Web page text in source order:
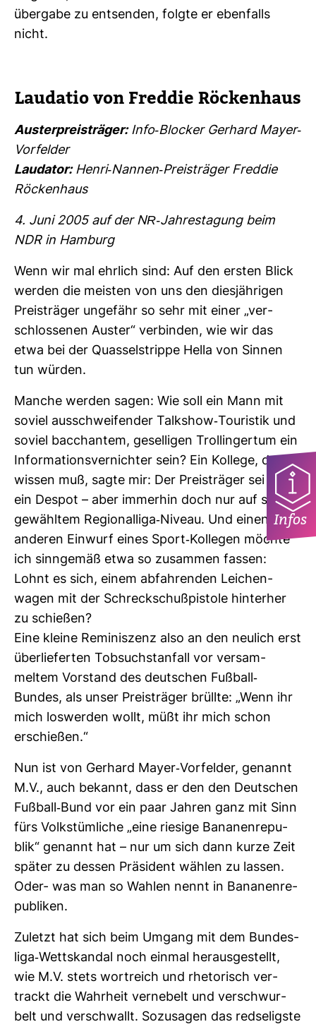
über­gabe zu ent­senden, folgte er eben­falls
nicht.
Lau­datio von Freddie Röcken­haus
Aus­ter­preis­träger:Info-​Blo­cker Ger­hard Mayer-​
Vor­felder
Lau­dator:Henri-​Nannen-​Preis­träger Freddie
Röcken­haus
4. Juni 2005 auf der NR-​Jah­res­ta­gung beim
NDR in Ham­burg
Wenn wir mal ehr­lich sind: Auf den ersten Blick
werden die meisten von uns den dies­jäh­rigen
Preis­träger unge­fähr so sehr mit einer „ver­
schlos­senen Auster“ ver­binden, wie wir das
etwa bei der Quas­sel­strippe Hella von Sinnen
tun würden.
Manche werden sagen: Wie soll ein Mann mit
soviel aus­schwei­fender Talk­show-​Tou­ristik und
soviel bac­chantem, gesel­ligen Trol­lin­gertum ein
Infor­ma­ti­ons­ver­nichter sein? Ein Kol­lege, der es
wissen muß, sagte mir: Der Preis­träger sei zwar
ein Despot – aber immerhin doch nur auf selbst­
ge­wähltem Regio­nal­liga-​Niveau. Und einen
anderen Ein­wurf eines Sport-​Kol­legen möchte
ich sinn­gemäß etwa so zusammen fassen:
Lohnt es sich, einem abfah­renden Lei­chen­
wagen mit der Schreck­schuß­pis­tole hin­terher
zu schießen?
Eine kleine Remi­nis­zenz also an den neu­lich erst
über­lie­ferten Tob­such­st­an­fall vor ver­sam­
meltem Vor­stand des deut­schen Fuß­ball-​
Bundes, als unser Preis­träger brüllte: „Wenn ihr
mich los­werden wollt, müßt ihr mich schon
erschießen.“
Nun ist von Ger­hard Mayer-​Vor­felder, genannt
M.V., auch bekannt, dass er den den Deut­schen
Fuß­ball-​Bund vor ein paar Jahren ganz mit Sinn
fürs Volks­tüm­liche „eine rie­sige Bana­nen­re­pu­
blik“ genannt hat – nur um sich dann kurze Zeit
später zu dessen Prä­si­dent wählen zu lassen.
Oder- was man so Wahlen nennt in Bana­nen­re­
pu­bliken.
Zuletzt hat sich beim Umgang mit dem Bun­des­
liga-​Wett­skandal noch einmal her­aus­ge­stellt,
wie M.V. stets wort­reich und rhe­to­risch ver­
trackt die Wahr­heit ver­ne­belt und ver­schwur­
belt und ver­schwallt. Sozu­sagen das red­se­ligste
Infos